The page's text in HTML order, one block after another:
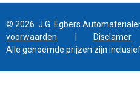
© 2026 J.G. Egbers
voorwaarden
Disclamer
Alle genoemde prijzen zijn